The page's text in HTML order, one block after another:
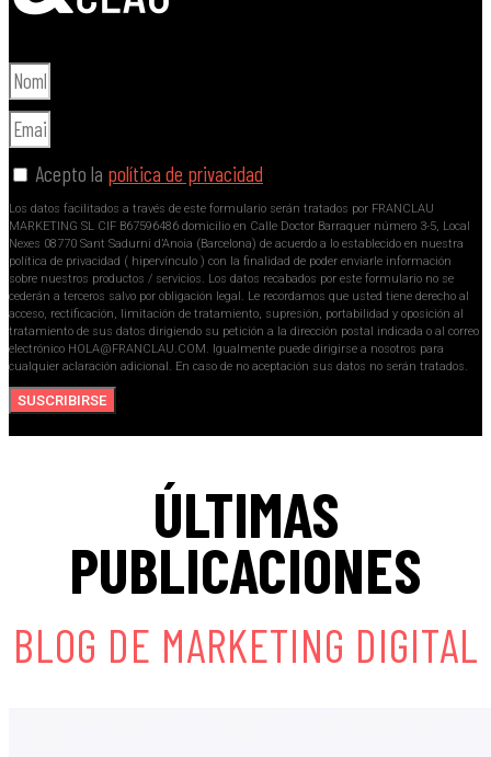
Acepto la política de privacidad
Los datos facilitados a través de este formulario serán tratados por FRANCLAU
MARKETING SL CIF B67596486 domicilio en Calle Doctor Barraquer número 3-5, Local
Nexes 08770 Sant Sadurni d’Anoia (Barcelona) de acuerdo a lo establecido en nuestra
política de privacidad ( hipervínculo ) con la finalidad de poder enviarle información
sobre nuestros productos / servicios. Los datos recabados por este formulario no se
cederán a terceros salvo por obligación legal. Le recordamos que usted tiene derecho al
acceso, rectificación, limitación de tratamiento, supresión, portabilidad y oposición al
tratamiento de sus datos dirigiendo su petición a la dirección postal indicada o al correo
electrónico HOLA@FRANCLAU.COM. Igualmente puede dirigirse a nosotros para
cualquier aclaración adicional. En caso de no aceptación sus datos no serán tratados.
SUSCRIBIRSE
ÚLTIMAS
PUBLICACIONES
BLOG DE MARKETING DIGITAL